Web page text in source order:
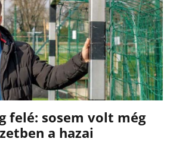
felé: sosem volt még
a hazai